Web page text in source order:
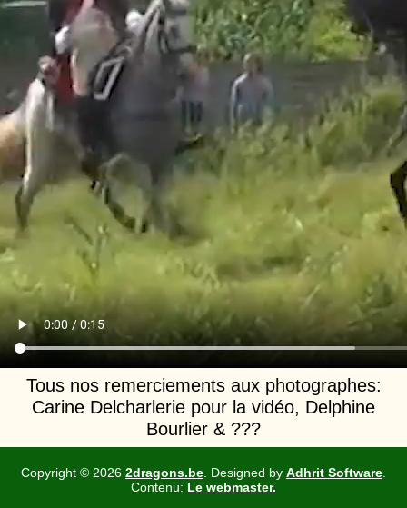
Tous nos remerciements aux photographes:
Carine Delcharlerie pour la vidéo, Delphine
Bourlier & ???
Copyright © 2026 2dragons.be . Designed by Adhrit Software
Contenu: Le webmaster.